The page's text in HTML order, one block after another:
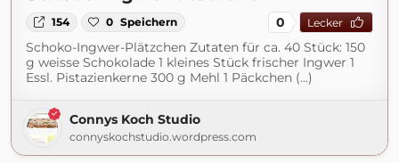
154 0 Speichern 0 Lecker
Schoko-Ingwer-Plätzchen Zutaten für ca. 40 Stück: 150
g weisse Schokolade 1 kleines Stück frischer Ingwer 1
Essl. Pistazienkerne 300 g Mehl 1 Päckchen (...)
Connys Koch Studio
connyskochstudio.wordpress.com